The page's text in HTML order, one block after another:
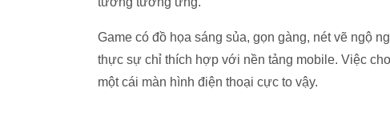
Game có đồ họa sáng sủa, gọn gàng, nét vẽ ngộ
thực sự chỉ thích hợp với nền tảng mobile. Việc
một cái màn hình điện thoại cực to vậy.